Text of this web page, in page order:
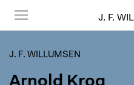
J. F.
J. F. WILLUMSEN